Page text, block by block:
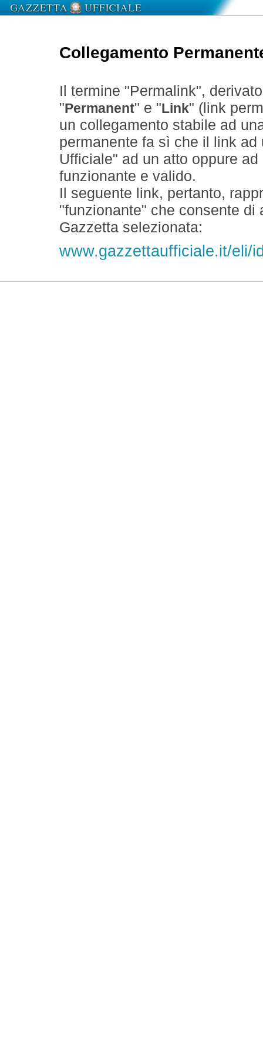
Collegamento
Il termine "Permalink",
" Permanent" e " Link" (link
un collegamento stabile ad
permanente fa sì che il link
Ufficiale" ad un atto oppure
funzionante e valido.
Il seguente link, pertanto,
"funzionante" che consente
Gazzetta selezionata:
www.gazzettaufficiale.it/eli/